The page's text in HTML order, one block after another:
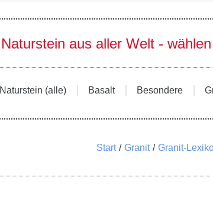
Naturstein aus aller Welt -
Naturstein (alle) Basalt Besondere
Start Granit Granit-